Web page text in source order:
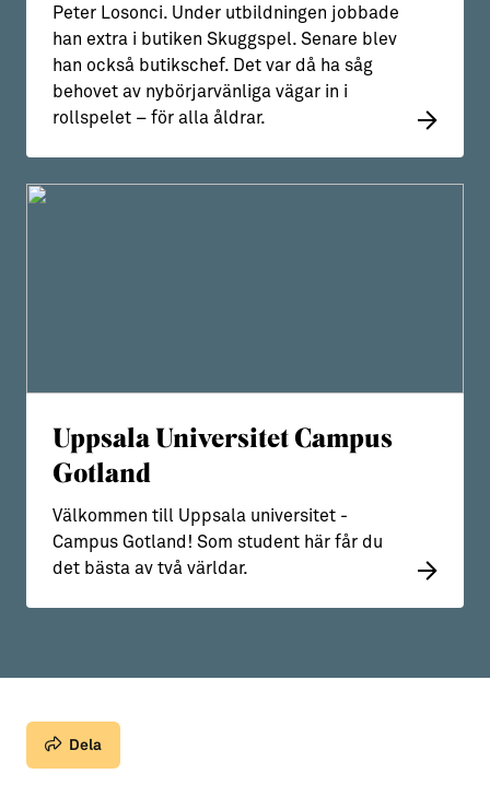
Peter Losonci. Under utbildningen jobbade
han extra i butiken Skuggspel. Senare blev
han också butikschef. Det var då ha såg
behovet av nybörjarvänliga vägar in i
rollspelet – för alla åldrar.
Uppsala Universitet Campus
Gotland
Välkommen till Uppsala universitet -
Campus Gotland! Som student här får du
det bästa av två världar.
Dela